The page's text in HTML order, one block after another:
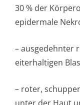
30 % der
epidermale
– ausgedehnter
eiterhaltigen
– roter,